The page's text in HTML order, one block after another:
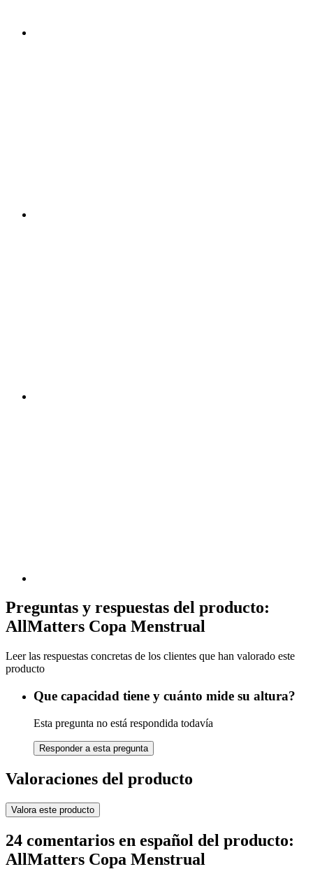
Preguntas y respuestas del producto:
AllMatters Copa Menstrual
Leer las respuestas concretas de los clientes que han valorado este
producto
Que capacidad tiene y cuánto mide su altura?
Esta pregunta no está respondida todavía
Responder a esta pregunta
Valoraciones del producto
Valora este producto
24 comentarios en español del producto:
AllMatters Copa Menstrual